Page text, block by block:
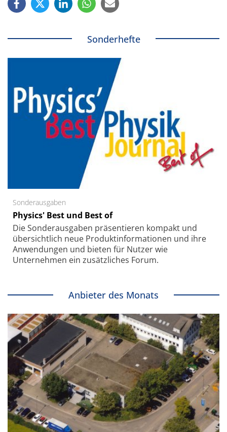
Sonderhefte
Sonderausgaben
Physics' Best und Best of
Die Sonder­ausgaben präsentieren kompakt und
übersichtlich neue Produkt­informationen und ihre
Anwendungen und bieten für Nutzer wie
Unternehmen ein zusätzliches Forum.
Anbieter des Monats